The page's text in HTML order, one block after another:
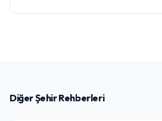
Diğer Şehir Rehberleri